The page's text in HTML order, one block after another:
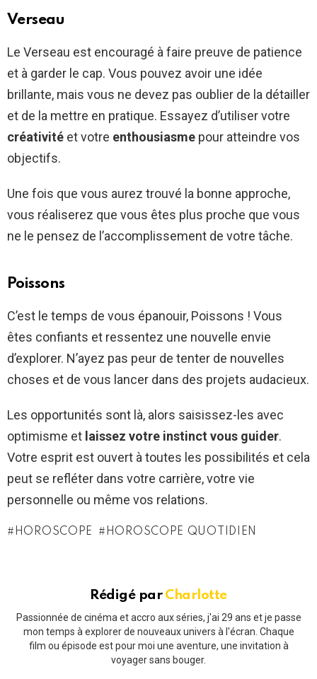
Verseau
Le Verseau est encouragé à faire preuve de patience
et à garder le cap. Vous pouvez avoir une idée
brillante, mais vous ne devez pas oublier de la détailler
et de la mettre en pratique. Essayez d’utiliser votre
créativité et votre enthousiasme pour atteindre vos
objectifs.
Une fois que vous aurez trouvé la bonne approche,
vous réaliserez que vous êtes plus proche que vous
ne le pensez de l’accomplissement de votre tâche.
Poissons
C’est le temps de vous épanouir, Poissons ! Vous
êtes confiants et ressentez une nouvelle envie
d’explorer. N’ayez pas peur de tenter de nouvelles
choses et de vous lancer dans des projets audacieux.
Les opportunités sont là, alors saisissez-les avec
optimisme et laissez votre instinct vous guider.
Votre esprit est ouvert à toutes les possibilités et cela
peut se refléter dans votre carrière, votre vie
personnelle ou même vos relations.
HOROSCOPE HOROSCOPE QUOTIDIEN
Rédigé par Charlotte
Passionnée de cinéma et accro aux séries, j'ai 29 ans et je passe
mon temps à explorer de nouveaux univers à l'écran. Chaque
film ou épisode est pour moi une aventure, une invitation à
voyager sans bouger.